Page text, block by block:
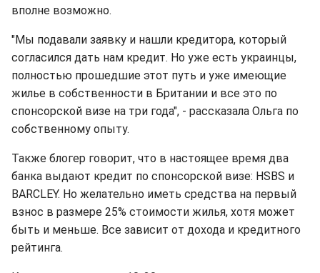
вполне возможно.
"Мы подавали заявку и нашли кредитора, который
согласился дать нам кредит. Но уже есть украинцы,
полностью прошедшие этот путь и уже имеющие
жилье в собственности в Британии и все это по
спонсорской визе на три года", - рассказала Ольга по
собственному опыту.
Также блогер говорит, что в настоящее время два
банка выдают кредит по спонсорской визе: HSBS и
BARCLEY. Но желательно иметь средства на первый
взнос в размере 25% стоимости жилья, хотя может
быть и меньше. Все зависит от дохода и кредитного
рейтинга.